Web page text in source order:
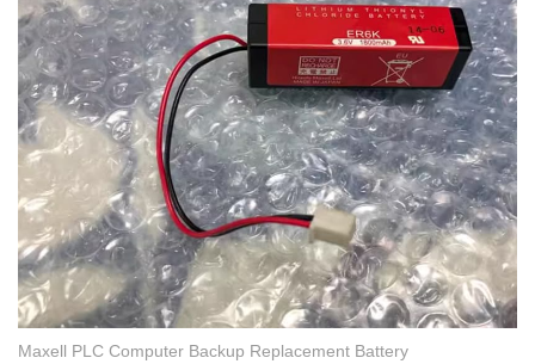
Maxell PLC Computer Backup Replacement Battery